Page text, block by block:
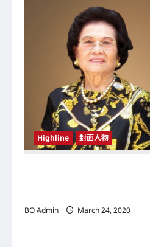
Highline 封面人物
BO Admin
March 24, 2020